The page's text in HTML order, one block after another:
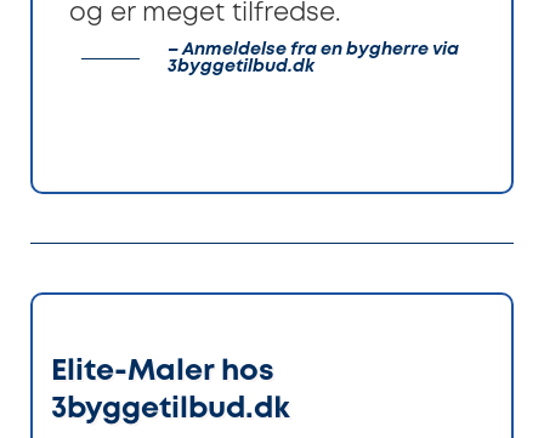
og er meget tilfredse.
– Anmeldelse fra en bygherre via
3byggetilbud.dk
Elite-Maler hos
3byggetilbud.dk